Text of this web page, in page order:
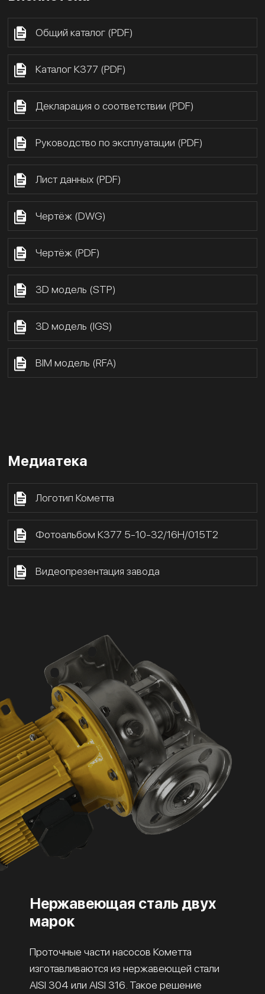
Общий каталог (PDF)
Каталог К377 (PDF)
Декларация о соответствии (PDF)
Руководство по эксплуатации (PDF)
Лист данных (PDF)
Чертёж (DWG)
Чертёж (PDF)
3D модель (STP)
3D модель (IGS)
BIM модель (RFA)
Медиатека
Логотип Кометта
Фотоальбом К377 5-10-32/16Н/015Т2
Видеопрезентация завода
Нержавеющая сталь двух
марок
Проточные части насосов Кометта
изготавливаются из нержавеющей стали
AISI 304 или AISI 316. Такое решение